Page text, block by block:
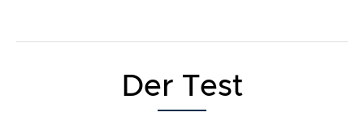
Der Test